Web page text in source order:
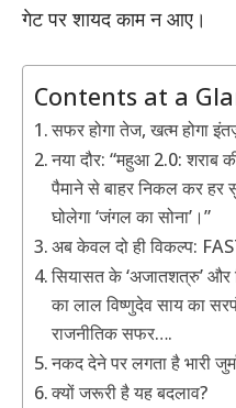
गेट पर शायद काम न आए।
Contents at a
सफर होगा तेज, खत्म होगा
नया दौर: “महुआ 2.0: शराब
पैमाने से बाहर निकल कर
घोलेगा ‘जंगल का सोना’।”
अब केवल दो ही विकल्प:
सियासत के ‘अजातशत्रु’ और
का लाल विष्णुदेव साय का
राजनीतिक सफर….
नकद देने पर लगता है भारी
क्यों जरूरी है यह बदलाव?